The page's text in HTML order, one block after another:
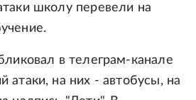
школу перевели на
в телеграм-канале
атаки, на них - автобусы, на